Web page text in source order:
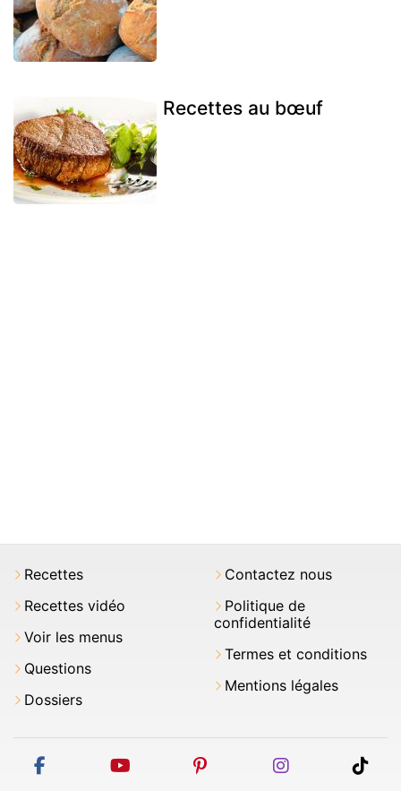
Recettes au bœuf
Recettes
Recettes vidéo
Voir les menus
Questions
Dossiers
Contactez nous
Politique de
confidentialité
Termes et conditions
Mentions légales
facebook youtube pinterest instagram